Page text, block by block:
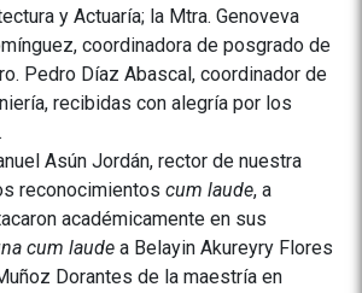
y Actuaría; la Mtra. Genoveva
coordinadora de posgrado de
Pedro Díaz Abascal, coordinador de
recibidas con alegría por los
Asún Jordán, rector de nuestra
reconocimientos cum laude, a
académicamente en sus
cum laude a Belayin Akureyry Flores
Dorantes de la maestría en